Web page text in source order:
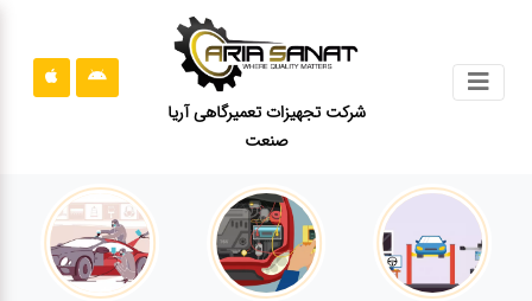
شرکت تجهیزات تعمیرگاهی آریا
صنعت
قوانین
سایت
ارتباط